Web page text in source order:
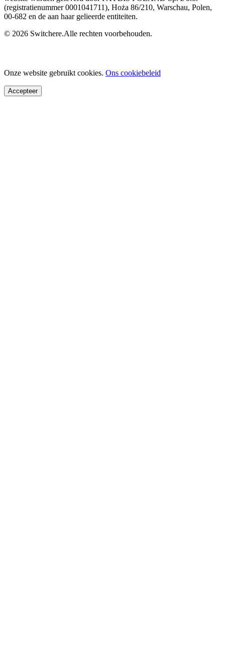
(registratienummer 0001041711), Hoża 86/210, Warschau, Polen,
00-682 en de aan haar gelieerde entiteiten.
© 2026 Switchere.Alle rechten voorbehouden.
Onze website gebruikt cookies. Ons cookiebeleid
Accepteer